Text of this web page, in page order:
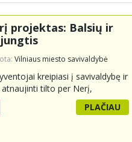
projektas: Balsių ir
Vilniaus miesto savivaldybė
kreipiasi į savivaldybę ir
tilto per Nerį,
Valakampių kryptis, projektą ir
susisiekimo planus.
PLAČIAU